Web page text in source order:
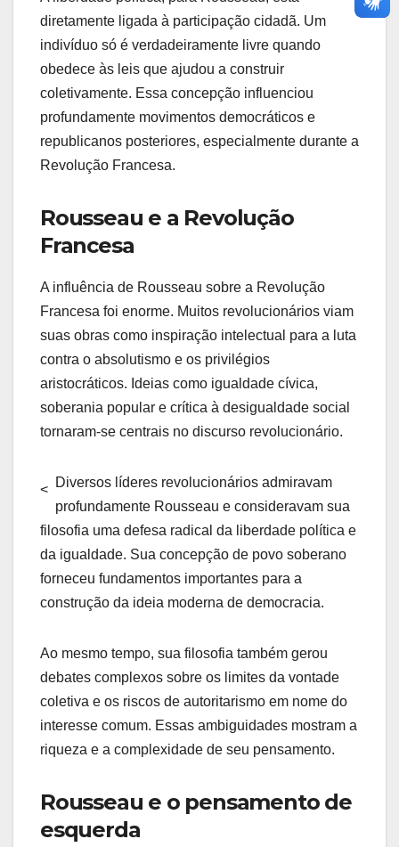
diretamente ligada à participação cidadã. Um
indivíduo só é verdadeiramente livre quando
obedece às leis que ajudou a construir
coletivamente. Essa concepção influenciou
profundamente movimentos democráticos e
republicanos posteriores, especialmente durante a
Revolução Francesa.
Rousseau e a Revolução
Francesa
A influência de Rousseau sobre a Revolução
Francesa foi enorme. Muitos revolucionários viam
suas obras como inspiração intelectual para a luta
contra o absolutismo e os privilégios
aristocráticos. Ideias como igualdade cívica,
soberania popular e crítica à desigualdade social
tornaram-se centrais no discurso revolucionário.
< Diversos líderes revolucionários admiravam
profundamente Rousseau e consideravam sua
filosofia uma defesa radical da liberdade política e
da igualdade. Sua concepção de povo soberano
forneceu fundamentos importantes para a
construção da ideia moderna de democracia.
Ao mesmo tempo, sua filosofia também gerou
debates complexos sobre os limites da vontade
coletiva e os riscos de autoritarismo em nome do
interesse comum. Essas ambiguidades mostram a
riqueza e a complexidade de seu pensamento.
Rousseau e o pensamento de
esquerda